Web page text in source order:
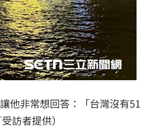
他非常想回答：「台灣沒有51
訪者提供）